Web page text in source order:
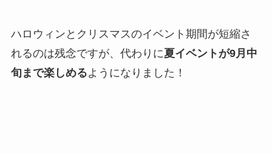
ハロウィンとクリスマスのイベント期間が短縮さ
れるのは残念ですが、代わりに夏イベントが9月中
旬まで楽しめるようになりました！